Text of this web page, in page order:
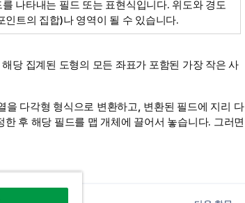
나타내는 필드 또는 표현식입니다. 위도와 경도
인트의 집합)나 영역이 될 수 있습니다.
당 집계된 도형의 모든 좌표가 포함된 가장 작은 사
다각형 형식으로 변환하고, 변환된 필드에 지리 다
후 해당 필드를 맵 개체에 끌어서 놓습니다. 그러면